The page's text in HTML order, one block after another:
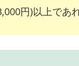
円)以上であ